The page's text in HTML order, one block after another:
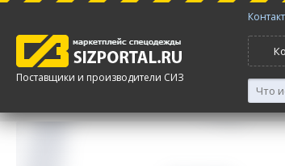
Поставщики и производители СИЗ